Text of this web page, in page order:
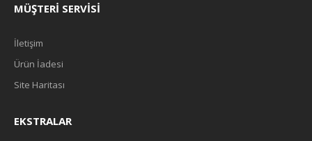
MÜŞTERI SERVISI
İletişim
Ürün İadesi
Site Haritası
EKSTRALAR